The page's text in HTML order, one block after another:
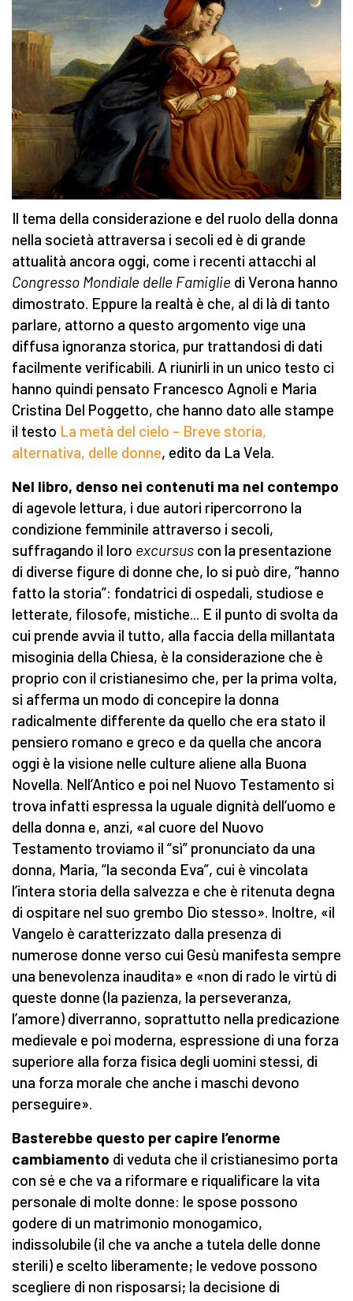
Il tema della considerazione e del ruolo della donna
nella società attraversa i secoli ed è di grande
attualità ancora oggi, come i recenti attacchi al
Congresso Mondiale delle Famiglie di Verona hanno
dimostrato. Eppure la realtà è che, al di là di tanto
parlare, attorno a questo argomento vige una
diffusa ignoranza storica, pur trattandosi di dati
facilmente verificabili. A riunirli in un unico testo ci
hanno quindi pensato Francesco Agnoli e Maria
Cristina Del Poggetto, che hanno dato alle stampe
il testo La metà del cielo – Breve storia,
alternativa, delle donne, edito da La Vela.
Nel libro, denso nei contenuti ma nel contempo
di agevole lettura, i due autori ripercorrono la
condizione femminile attraverso i secoli,
suffragando il loro excursus con la presentazione
di diverse figure di donne che, lo si può dire, “hanno
fatto la storia”: fondatrici di ospedali, studiose e
letterate, filosofe, mistiche... E il punto di svolta da
cui prende avvia il tutto, alla faccia della millantata
misoginia della Chiesa, è la considerazione che è
proprio con il cristianesimo che, per la prima volta,
si afferma un modo di concepire la donna
radicalmente differente da quello che era stato il
pensiero romano e greco e da quella che ancora
oggi è la visione nelle culture aliene alla Buona
Novella. Nell’Antico e poi nel Nuovo Testamento si
trova infatti espressa la uguale dignità dell’uomo e
della donna e, anzi, «al cuore del Nuovo
Testamento troviamo il “sì” pronunciato da una
donna, Maria, “la seconda Eva”, cui è vincolata
l’intera storia della salvezza e che è ritenuta degna
di ospitare nel suo grembo Dio stesso». Inoltre, «il
Vangelo è caratterizzato dalla presenza di
numerose donne verso cui Gesù manifesta sempre
una benevolenza inaudita» e «non di rado le virtù di
queste donne (la pazienza, la perseveranza,
l’amore) diverranno, soprattutto nella predicazione
medievale e poi moderna, espressione di una forza
superiore alla forza fisica degli uomini stessi, di
una forza morale che anche i maschi devono
perseguire».
Basterebbe questo per capire l’enorme
cambiamento di veduta che il cristianesimo porta
con sé e che va a riformare e riqualificare la vita
personale di molte donne: le spose possono
godere di un matrimonio monogamico,
indissolubile (il che va anche a tutela delle donne
sterili) e scelto liberamente; le vedove possono
scegliere di non risposarsi; la decisione di